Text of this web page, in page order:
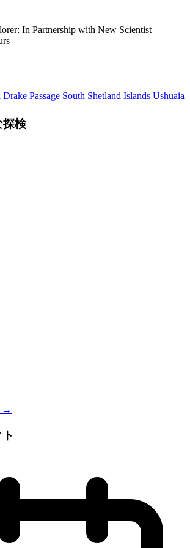
In Partnership with New Scientist
Drake Passage South Shetland Islands Ushuaia
探検
→